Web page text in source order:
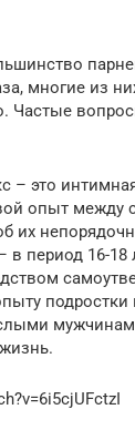
многие из
Частые
– это
опыт между
их
в период 16-18